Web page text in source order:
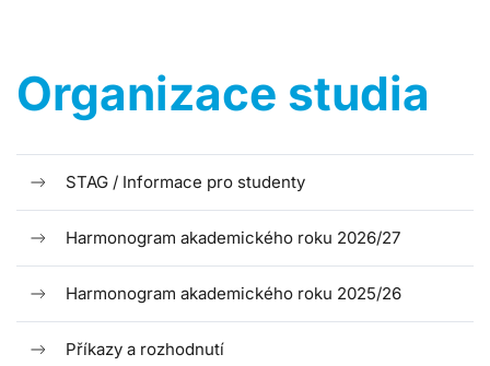
Organizace studia
STAG / Informace pro studenty
Harmonogram akademického roku 2026/27
Harmonogram akademického roku 2025/26
Příkazy a rozhodnutí